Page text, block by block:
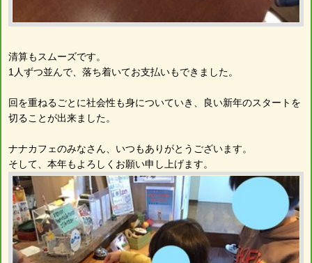
清算もスムーズです。
1人ずつ並んで、落ち着いてお支払いもできました。
回を重ねるごとに社会性も身についていき、良い新年のスタートを
切ることが出来ました。
ナナカフェのみなさん、いつもありがとうございます。
そして、本年もよろしくお願い申し上げます。